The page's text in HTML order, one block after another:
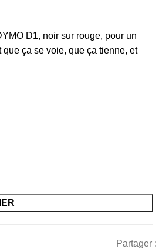
D1, noir sur rouge, pour un
ça se voie, que ça tienne, et
Partager :